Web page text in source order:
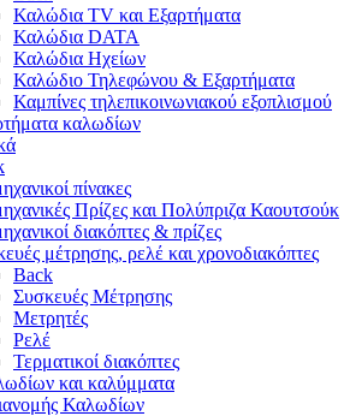
Καλώδια TV και Εξαρτήματα
Καλώδια DATA
Καλώδια Ηχείων
Καλώδιο Τηλεφώνου & Εξαρτήματα
Καμπίνες τηλεπικοινωνιακού εξοπλισμού
καλωδίων
πίνακες
Πρίζες και Πολύπριζα Καουτσούκ
διακόπτες & πρίζες
μέτρησης, ρελέ και χρονοδιακόπτες
Back
Συσκευές Μέτρησης
Μετρητές
Ρελέ
Τερματικοί διακόπτες
και καλύμματα
Καλωδίων